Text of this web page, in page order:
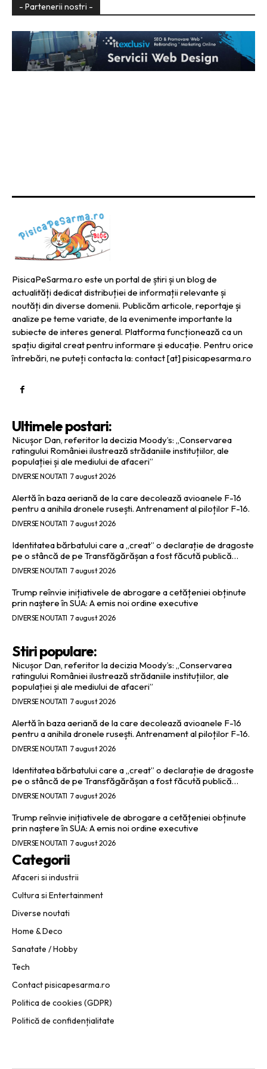
- Partenerii nostri -
PisicaPeSarma.ro este un portal de știri și un blog de
actualități dedicat distribuției de informații relevante și
noutăți din diverse domenii. Publicăm articole, reportaje și
analize pe teme variate, de la evenimente importante la
subiecte de interes general. Platforma funcționează ca un
spațiu digital creat pentru informare și educație. Pentru orice
întrebări, ne puteți contacta la: contact [at] pisicapesarma.ro
Ultimele postari:
Nicușor Dan, referitor la decizia Moody’s: „Conservarea
ratingului României ilustrează strădaniile instituțiilor, ale
populației și ale mediului de afaceri”
DIVERSE NOUTATI 7 august 2026
Alertă în baza aeriană de la care decolează avioanele F-16
pentru a anihila dronele rusești. Antrenament al piloților F-16.
DIVERSE NOUTATI 7 august 2026
Identitatea bărbatului care a „creat” o declarație de dragoste
pe o stâncă de pe Transfăgărășan a fost făcută publică…
DIVERSE NOUTATI 7 august 2026
Trump reînvie inițiativele de abrogare a cetățeniei obținute
prin naștere în SUA: A emis noi ordine executive
DIVERSE NOUTATI 7 august 2026
Stiri populare:
Nicușor Dan, referitor la decizia Moody’s: „Conservarea
ratingului României ilustrează strădaniile instituțiilor, ale
populației și ale mediului de afaceri”
DIVERSE NOUTATI 7 august 2026
Alertă în baza aeriană de la care decolează avioanele F-16
pentru a anihila dronele rusești. Antrenament al piloților F-16.
DIVERSE NOUTATI 7 august 2026
Identitatea bărbatului care a „creat” o declarație de dragoste
pe o stâncă de pe Transfăgărășan a fost făcută publică…
DIVERSE NOUTATI 7 august 2026
Trump reînvie inițiativele de abrogare a cetățeniei obținute
prin naștere în SUA: A emis noi ordine executive
DIVERSE NOUTATI 7 august 2026
Categorii
Afaceri si industrii
Cultura si Entertainment
Diverse noutati
Home & Deco
Sanatate / Hobby
Tech
Contact pisicapesarma.ro
Politica de cookies (GDPR)
Politică de confidențialitate